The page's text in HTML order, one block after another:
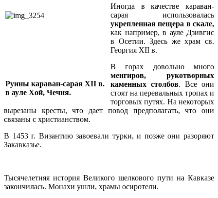
Руины караван-сарая XII в.
в ауле Хой, Чечня.
Иногда в качестве караван-
сарая использовалась
укрепленная пещера в скале,
как например, в ауле Дзивгис
в Осетии. Здесь же храм св.
Георгия XII в.
В горах довольно много
менгиров, рукотворных
каменных столбов. Все они
стоят на перевальных тропах и
торговых путях. На некоторых
вырезаны кресты, что дает повод предполагать, что они
связаны с христианством.
В 1453 г. Византию завоевали турки, и позже они разоряют
Закавказье.
Тысячелетняя история Великого шелкового пути на Кавказе
закончилась. Монахи ушли, храмы осиротели.